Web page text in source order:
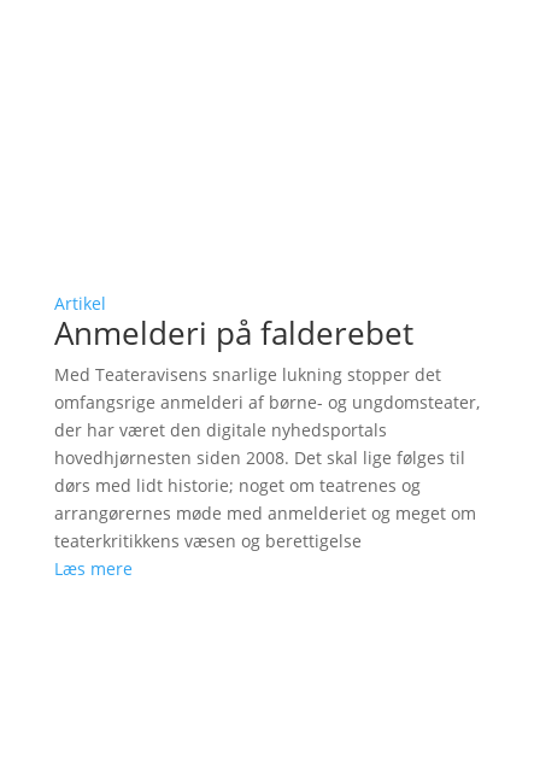
Artikel
Anmelderi på falderebet
Med Teateravisens snarlige lukning stopper det
omfangsrige anmelderi af børne- og ungdomsteater,
der har været den digitale nyhedsportals
hovedhjørnesten siden 2008. Det skal lige følges til
dørs med lidt historie; noget om teatrenes og
arrangørernes møde med anmelderiet og meget om
teaterkritikkens væsen og berettigelse
Læs mere